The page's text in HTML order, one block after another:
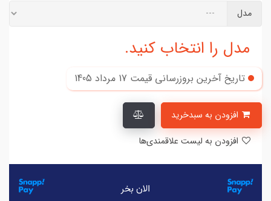
مدل
مدل را انتخاب کنید.
تاریخ آخرین بروزرسانی قیمت 17 مرداد 1405